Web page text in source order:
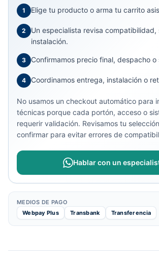
1 Elige tu producto o arma tu carrito
2
Un especialista revisa compatibilidad,
instalación.
3 Confirmamos precio final, despacho o
4 Coordinamos entrega, instalación o
No usamos un checkout automático para
técnicas porque cada portón, acceso o
requerir validación. Revisamos tu
confirmar para evitar errores de
Hablar con un
MEDIOS DE PAGO
Webpay Plus
Transbank Transferencia